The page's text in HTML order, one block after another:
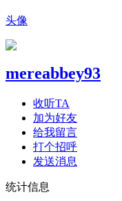
头像
mereabbey93
收听TA
加为好友
给我留言
打个招呼
发送消息
统计信息